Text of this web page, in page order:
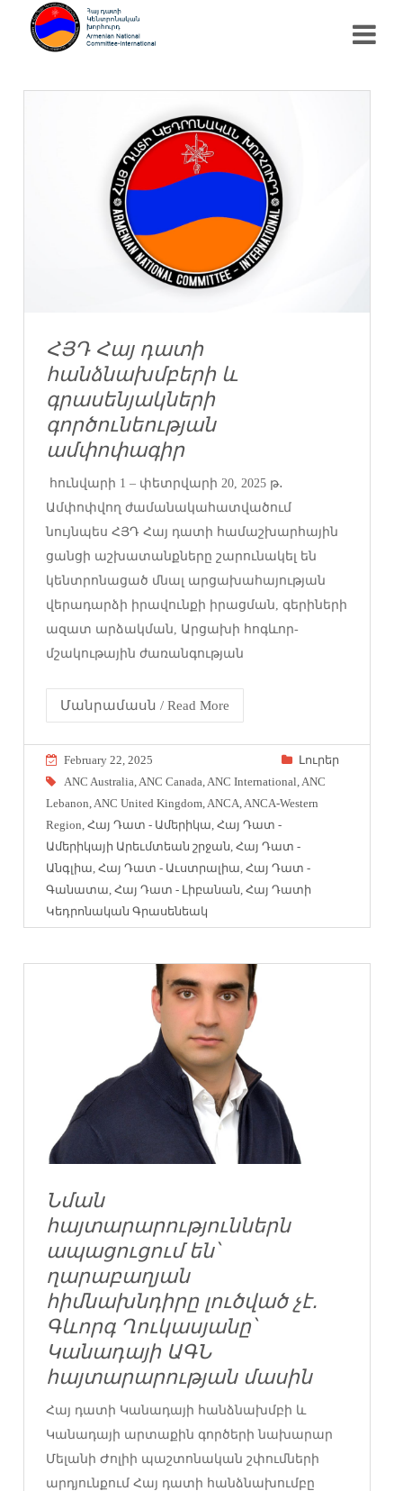
ՀՅԴ Հայ դատի
հանձնախմբերի և
գրասենյակների
գործունեության
ամփոփագիր
հունվարի 1 – փետրվարի 20, 2025 թ․
Ամփոփվող ժամանակահատվածում
նույնպես ՀՅԴ Հայ դատի համաշխարհային
ցանցի աշխատանքները շարունակել են
կենտրոնացած մնալ արցախահայության
վերադարձի իրավունքի իրացման, գերիների
ազատ արձակման, Արցախի հոգևոր-
մշակութային ժառանգության
Մանրամասն / Read More
February 22, 2025
Լուրեր
ANC Australia ANC Canada ANC International ANC
Lebanon ANC United Kingdom ANCA ANCA-Western
Region ,Հայ Դատ - Ամերիկա ,Հայ Դատ -
Ամերիկայի Արեւմտեան շրջան ,Հայ Դատ -
Անգլիա ,Հայ Դատ - Աւստրալիա ,Հայ Դատ -
Գանատա ,Հայ Դատ - Լիբանան ,Հայ Դատի
Կեդրոնական Գրասենեակ
Նման
հայտարարություններն
ապացուցում են՝
ղարաբաղյան
հիմնախնդիրը լուծված չէ․
Գևորգ Ղուկասյանը՝
Կանադայի ԱԳՆ
հայտարարության մասին
Հայ դատի Կանադայի հանձնախմբի և
Կանադայի արտաքին գործերի նախարար
Մելանի Ժոլիի պաշտոնական շփումների
արդյունքում Հայ դատի հանձնախումբը